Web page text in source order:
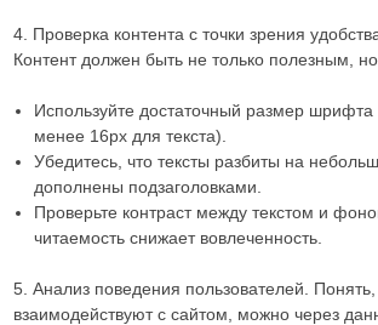
4. Проверка контента с точки зрения
Контент должен быть не только полезным,
Используйте достаточный размер шрифта
менее 16px для текста).
Убедитесь, что тексты разбиты на
дополнены подзаголовками.
Проверьте контраст между текстом и
читаемость снижает вовлеченность.
5. Анализ поведения пользователей.
взаимодействуют с сайтом, можно через